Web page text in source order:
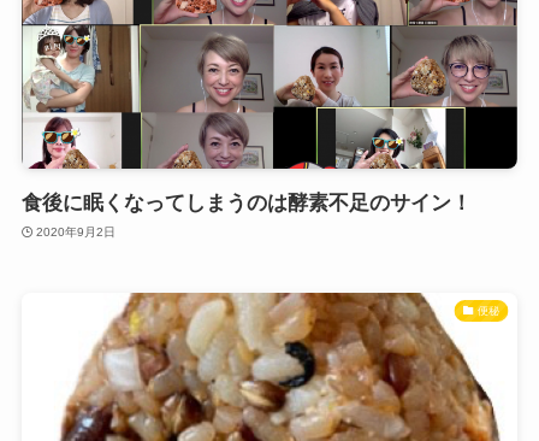
食後に眠くなってしまうのは酵素不足のサイン！
2020年9月2日
便秘